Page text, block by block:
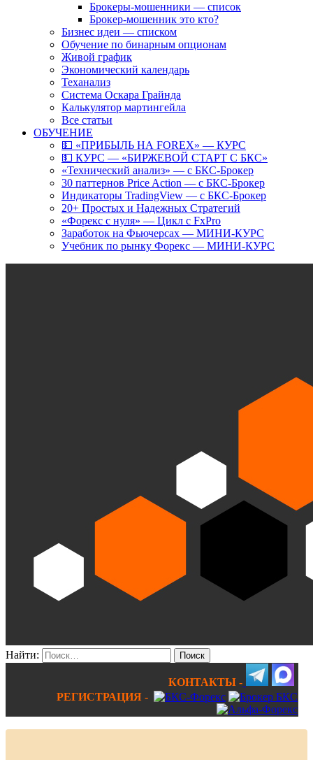
Брокеры-мошенники — список
Брокер-мошенник это кто?
Бизнес идеи — списком
Обучение по бинарным опционам
Живой график
Экономический календарь
Теханализ
Система Оскара Грайнда
Калькулятор мартингейла
Все статьи
ОБУЧЕНИЕ
💵 «ПРИБЫЛЬ НА FOREX» — КУРС
💵 КУРС — «БИРЖЕВОЙ СТАРТ С БКС»
«Технический анализ» — с БКС-Брокер
30 паттернов Price Action — с БКС-Брокер
Индикаторы TradingView — с БКС-Брокер
20+ Простых и Надежных Стратегий
«Форекс с нуля» — Цикл с FxPro
Заработок на Фьючерсах — МИНИ-КУРС
Учебник по рынку Форекс — МИНИ-КУРС
Найти:
КОНТАКТЫ -
РЕГИСТРАЦИЯ -